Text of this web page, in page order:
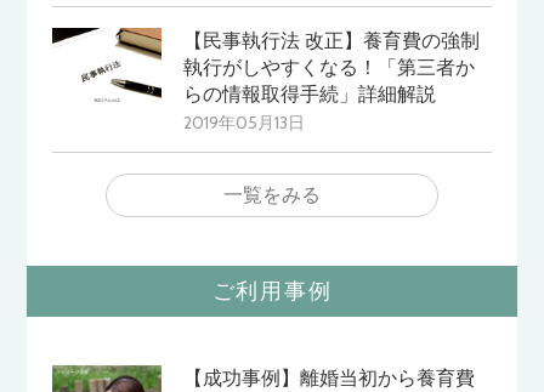
【民事執行法 改正】養育費の強制
執行がしやすくなる！「第三者か
らの情報取得手続」詳細解説
2019年05月13日
一覧をみる
ご利用事例
【成功事例】離婚当初から養育費